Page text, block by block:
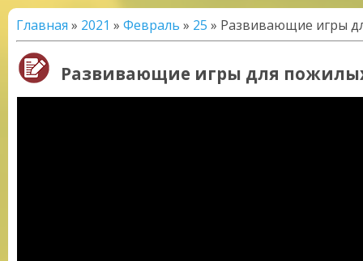
Главная » 2021 » Февраль » 25 » Развивающие игры
Развивающие игры для